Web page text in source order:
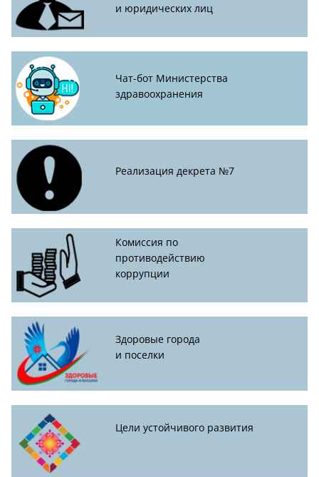
и юридических лиц
Чат-бот Министерства
здравоохранения
Реализация декрета №7
Комиссия по
противодействию
коррупции
Здоровые города
и поселки
Цели устойчивого развития